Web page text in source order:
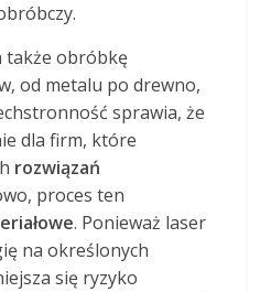
także obróbkę
od metalu po drewno,
sprawia, że
dla firm, które
rozwiązań
proces ten
. Ponieważ laser
na określonych
się ryzyko